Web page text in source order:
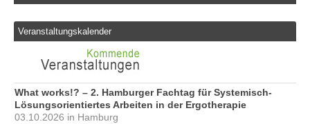
Veranstaltungskalender
What works!? – 2. Hamburger Fachtag für Systemisch-
Lösungsorientiertes Arbeiten in der Ergotherapie
03.10.2026 in Hamburg